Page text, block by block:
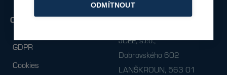
Ostatní
GDPR
Cookies
Fakturační údaje
JCEE, s.r.o.,
Dobrovského 602
LANŠKROUN, 563 01
ODMÍTNOUT